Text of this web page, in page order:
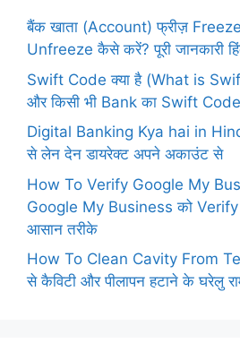
बैंक खाता (Account) फ्रीज़ Freeze
Unfreeze कैसे करें? पूरी जानकारी
Swift Code क्या है (What is
और किसी भी Bank का Swift
Digital Banking Kya hai in
से लेन देन डायरेक्ट अपने अकाउंट से
How To Verify Google My
Google My Business को
आसान तरीके
How To Clean Cavity From
से कैविटी और पीलापन हटाने के घरेलु